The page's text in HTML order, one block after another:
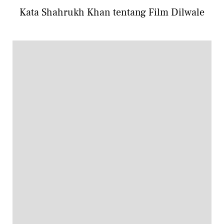
Kata Shahrukh Khan tentang Film Dilwale